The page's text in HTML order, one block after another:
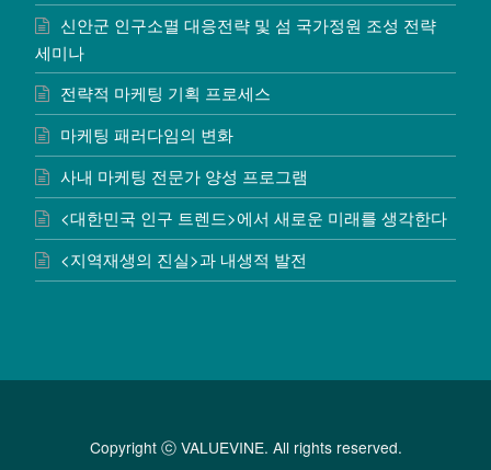
신안군 인구소멸 대응전략 및 섬 국가정원 조성 전략
세미나
전략적 마케팅 기획 프로세스
마케팅 패러다임의 변화
사내 마케팅 전문가 양성 프로그램
<대한민국 인구 트렌드>에서 새로운 미래를 생각한다
<지역재생의 진실>과 내생적 발전
Copyright ⓒ VALUEVINE. All rights reserved.